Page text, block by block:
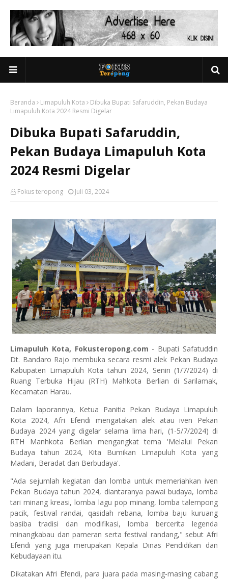
Beranda Limapuluh Kota
Dibuka Bupati Safaruddin, Pekan Budaya
Limapuluh Kota 2024 Resmi Digelar
Dibuka Bupati Safaruddin,
Pekan Budaya Limapuluh Kota
2024 Resmi Digelar
Fokus teropong Juli 03, 2024
Limapuluh Kota, Fokusteropong.com - Bupati Safatuddin
Dt. Bandaro Rajo membuka secara resmi alek Pekan Budaya
Kabupaten Limapuluh Kota tahun 2024, Senin (1/7/2024) di
Ruang Terbuka Hijau (RTH) Mahkota Berlian di Sarilamak,
Kecamatan Harau.
Dalam laporannya, Ketua Panitia Pekan Budaya Limapuluh
Kota 2024, Afri Efendi mengatakan alek atau iven Pekan
Budaya 2024 yang digelar selama lima hari, (1-5/7/2024) di
RTH Manhkota Berlian mengangkat tema 'Melalui Pekan
Budaya tahun 2024, Kita Bumikan Limapuluh Kota yang
Madani, Beradat dan Berbudaya'.
"Ada sejumlah kegiatan dan lomba untuk memeriahkan iven
Pekan Budaya tahun 2024, diantaranya pawai budaya, lomba
tari minang kreasi, lomba lagu pop minang, lomba talempong
pacik, festival randai, qasidah rebana, lomba baju kuruang
basiba tradisi dan modifikasi, lomba bercerita legenda
minangkabau dan pameran serta festival randang," sebut Afri
Efendi yang juga merupakan Kepala Dinas Pendidikan dan
Kebudayaan itu.
Dikatakan Afri Efendi, para juara pada masing-masing cabang